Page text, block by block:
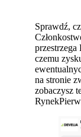
Sprawdź,
czemu
na stronie
zobaczysz